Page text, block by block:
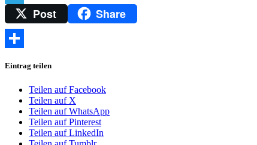
TelegramPost Share
Eintrag teilen
Teilen auf Facebook
Teilen auf X
Teilen auf WhatsApp
Teilen auf Pinterest
Teilen auf LinkedIn